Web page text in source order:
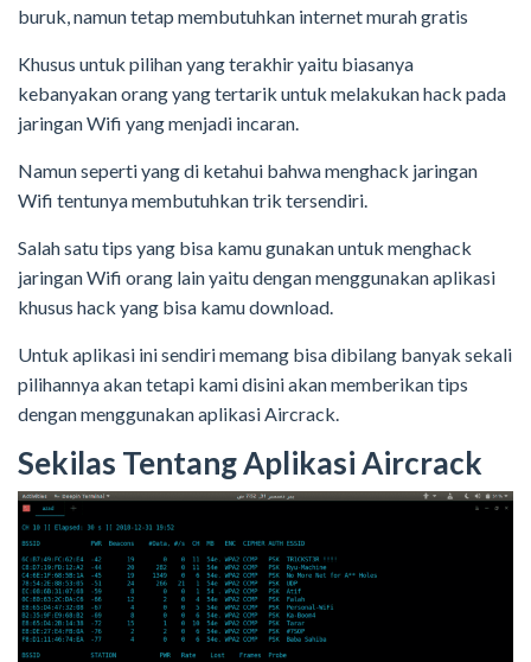
buruk, namun tetap membutuhkan internet murah gratis
Khusus untuk pilihan yang terakhir yaitu biasanya
kebanyakan orang yang tertarik untuk melakukan hack pada
jaringan Wifi yang menjadi incaran.
Namun seperti yang di ketahui bahwa menghack jaringan
Wifi tentunya membutuhkan trik tersendiri.
Salah satu tips yang bisa kamu gunakan untuk menghack
jaringan Wifi orang lain yaitu dengan menggunakan aplikasi
khusus hack yang bisa kamu download.
Untuk aplikasi ini sendiri memang bisa dibilang banyak sekali
pilihannya akan tetapi kami disini akan memberikan tips
dengan menggunakan aplikasi Aircrack.
Sekilas Tentang Aplikasi Aircrack